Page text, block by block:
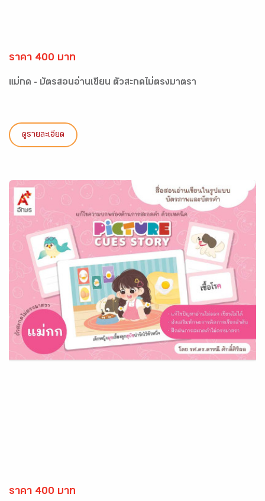
ราคา 400 บาท
แม่กด - บัตรสอนอ่านเขียน ตัวสะกดไม่ตรงมาตรา
ดูรายละเอียด
ราคา 400 บาท